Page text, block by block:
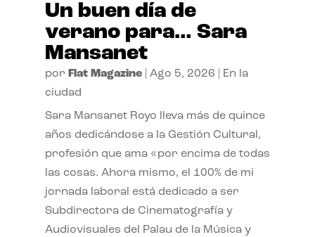
Un buen día de
verano para… Sara
Mansanet
por Flat Magazine| Ago 5, 2026
En la
ciudad
Sara Mansanet Royo lleva más de quince
años dedicándose a la Gestión Cultural,
profesión que ama «por encima de todas
las cosas. Ahora mismo, el 100% de mi
jornada laboral está dedicado a ser
Subdirectora de Cinematografía y
Audiovisuales del Palau de la Música y